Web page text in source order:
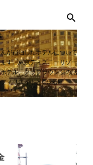
テンツに移動
が宿泊したホテルについて
す。東京ディズニーリゾー
テル、クラブラウンジの話
ィリエイトとGoogle